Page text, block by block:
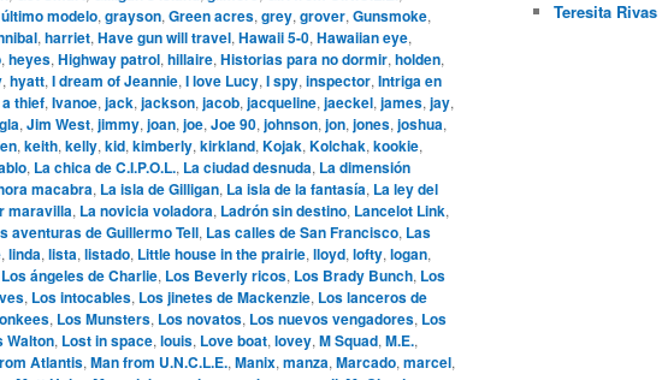
modelo, grayson, Green acres, grey, grover, Gunsmoke,
, harriet, Have gun will travel, Hawaii 5-0, Hawaiian eye,
, heyes, Highway patrol, hillaire, Historias para no dormir, holden,
, hyatt, I dream of Jeannie, I love Lucy, I spy, inspector, Intriga en
thief, Ivanoe, jack, jackson, jacob, jacqueline, jaeckel, james, jay,
, Jim West, jimmy, joan, joe, Joe 90, johnson, jon, jones, joshua,
, keith, kelly, kid, kimberly, kirkland, Kojak, Kolchak, kookie,
, La chica de C.I.P.O.L., La ciudad desnuda, La dimensión
macabra, La isla de Gilligan, La isla de la fantasía, La ley del
maravilla, La novicia voladora, Ladrón sin destino, Lancelot Link,
aventuras de Guillermo Tell, Las calles de San Francisco, Las
, linda, lista, listado, Little house in the prairie, lloyd, lofty, logan,
Los ángeles de Charlie, Los Beverly ricos, Los Brady Bunch, Los
, Los intocables, Los jinetes de Mackenzie, Los lanceros de
, Los Munsters, Los novatos, Los nuevos vengadores, Los
Walton, Lost in space, louis, Love boat, lovey, M Squad, M.E.,
Atlantis, Man from U.N.C.L.E., Manix, manza, Marcado, marcel,
Teresita Rivas